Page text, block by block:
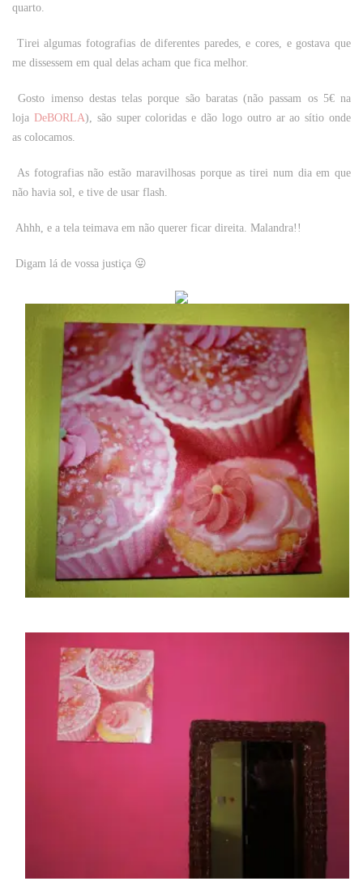
quarto.
Tirei algumas fotografias de diferentes paredes, e cores, e gostava que
me dissessem em qual delas acham que fica melhor.
Gosto imenso destas telas porque são baratas (não passam os 5€ na
loja DeBORLA), são super coloridas e dão logo outro ar ao sítio onde
as colocamos.
As fotografias não estão maravilhosas porque as tirei num dia em que
não havia sol, e tive de usar flash.
Ahhh, e a tela teimava em não querer ficar direita. Malandra!!
Digam lá de vossa justiça 😛